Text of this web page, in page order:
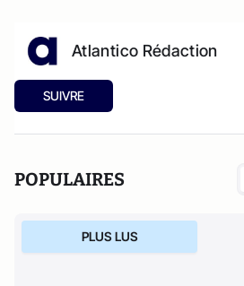
Atlantico Rédaction
SUIVRE
POPULAIRES
PLUS LUS